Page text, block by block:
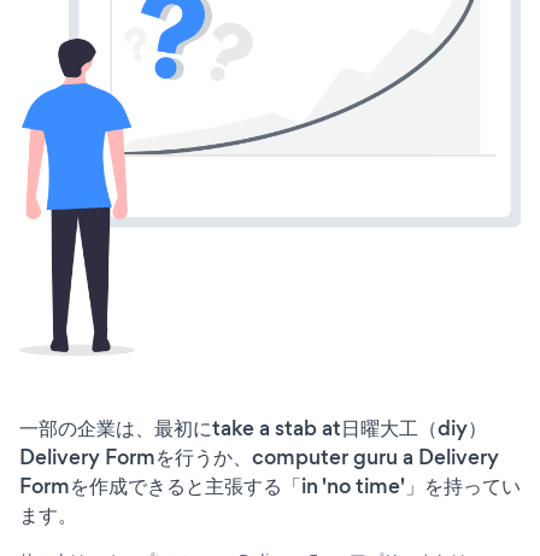
一部の企業は、最初にtake a stab at日曜大工（diy）
Delivery Formを行うか、computer guru a Delivery
Formを作成できると主張する「in 'no time'」を持ってい
ます。